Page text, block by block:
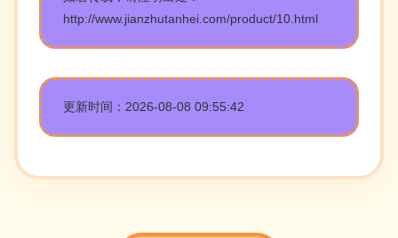
http://www.jianzhutanhei.com/product/10.html
更新时间：2026-08-08 09:55:42